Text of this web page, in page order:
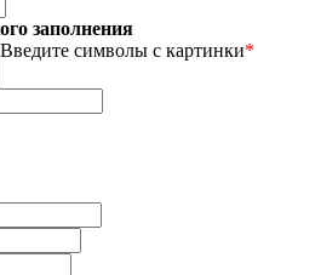
заполнения
Введите символы с картинки*